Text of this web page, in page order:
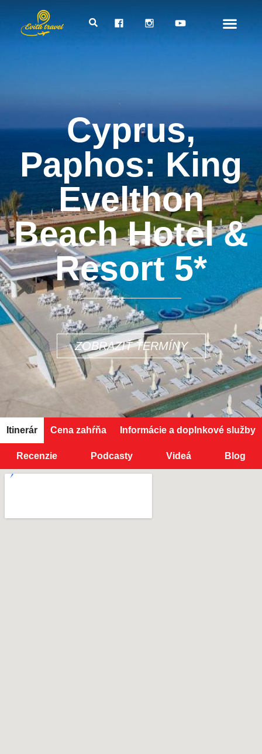
Cyprus,
Paphos: King
Evelthon
Beach Hotel &
Resort 5*
ZOBRAZIŤ TERMÍNY
Itinerár Cena zahŕňa Informácie a doplnkové služby
Recenzie Podcasty Videá Blog